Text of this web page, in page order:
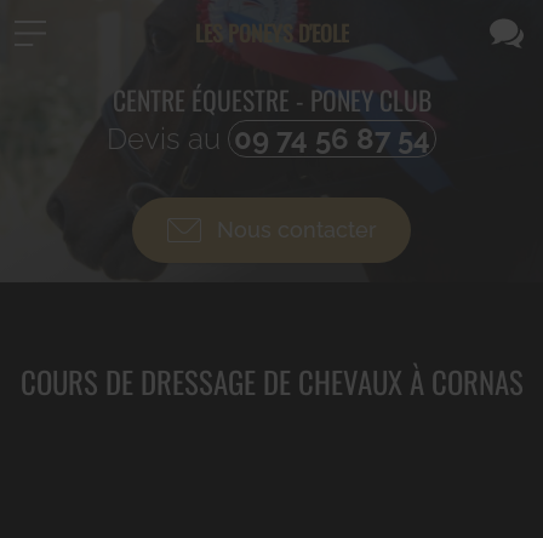
CENTRE ÉQUESTRE - PONEY CLUB
Devis au 09 74 56 87 54
Nous contacter
COURS DE DRESSAGE DE CHEVAUX À CORNAS
LES PONEYS D'EOLE